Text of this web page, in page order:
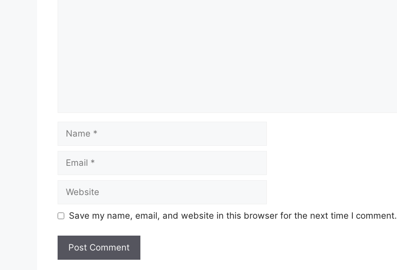
Name
Email
Website
Save my name, email, and website in this browser for the next time I comment.